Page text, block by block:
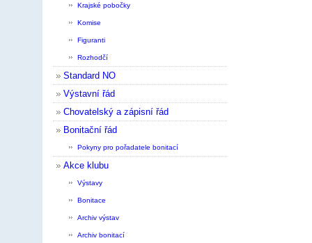
Krajské pobočky
Komise
Figuranti
Rozhodčí
Standard NO
Výstavní řád
Chovatelský a zápisní řád
Bonitační řád
Pokyny pro pořadatele bonitací
Akce klubu
Výstavy
Bonitace
Archiv výstav
Archiv bonitací